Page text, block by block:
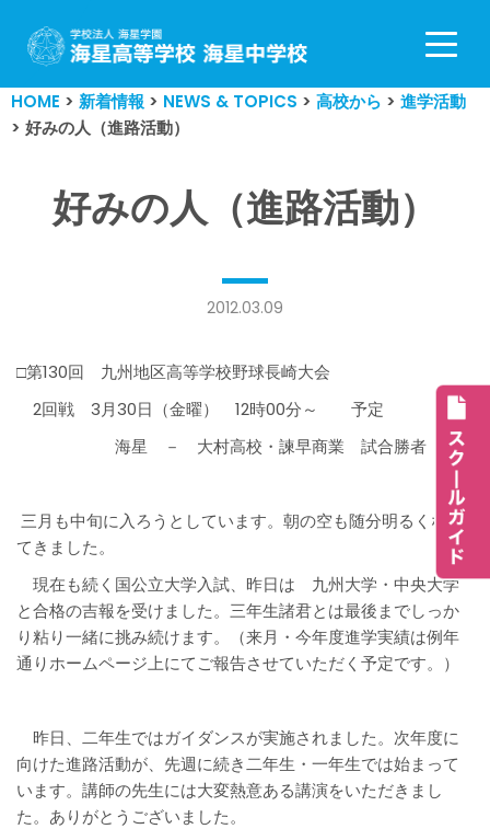
コ
ン
テ
ン
HOME > 新着情報 > NEWS & TOPICS > 高校から > 進学活動
> 好みの人（進路活動）
好みの人（進路活動）
2012.03.09
□第130回 九州地区高等学校野球長崎大会
2回戦 3月30日（金曜） 12時00分～ 予定
海星 － 大村高校・諫早商業 試合勝者
三月も中旬に入ろうとしています。朝の空も随分明るくなっ
てきました。
現在も続く国公立大学入試、昨日は 九州大学・中央大学
と合格の吉報を受けました。三年生諸君とは最後までしっか
り粘り一緒に挑み続けます。（来月・今年度進学実績は例年
通りホームページ上にてご報告させていただく予定です。）
昨日、二年生ではガイダンスが実施されました。次年度に
向けた進路活動が、先週に続き二年生・一年生では始まって
います。講師の先生には大変熱意ある講演をいただきまし
た。ありがとうございました。